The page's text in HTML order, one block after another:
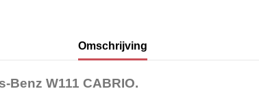
Omschrijving
W111 CABRIO.